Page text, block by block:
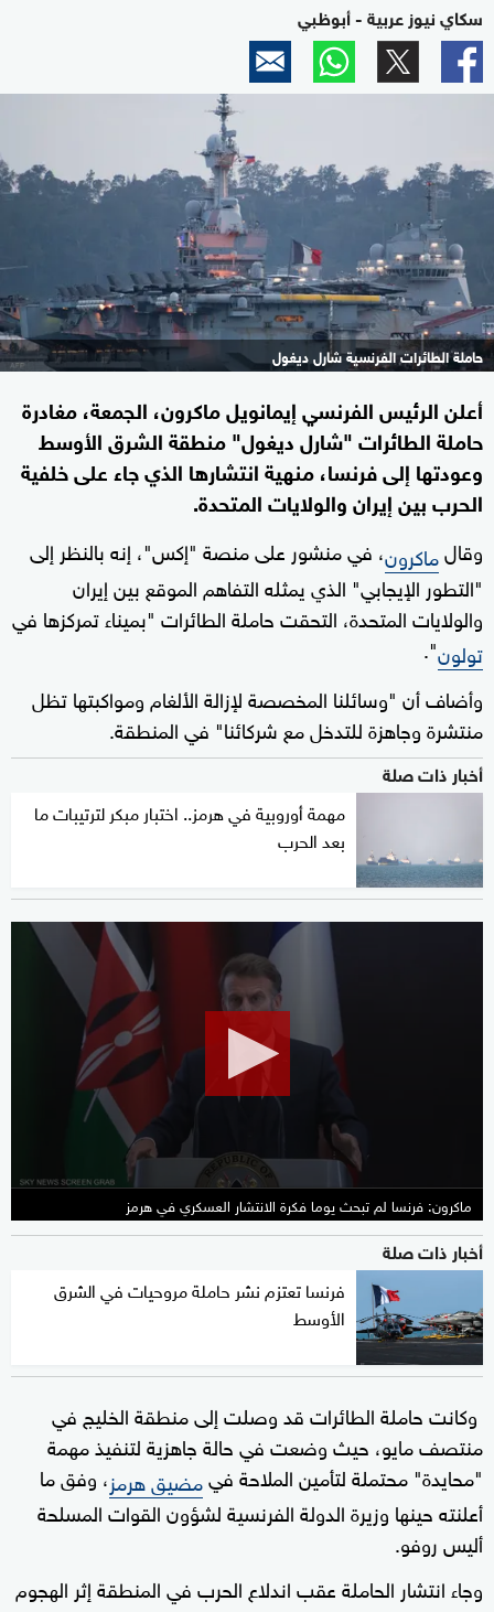
سكاي نيوز عربية - أبوظبي
حاملة الطائرات الفرنسية شارل ديغول
أعلن الرئيس الفرنسي إيمانويل ماكرون، الجمعة، مغادرة
حاملة الطائرات "شارل ديغول" منطقة الشرق الأوسط
وعودتها إلى فرنسا، منهية انتشارها الذي جاء على خلفية
الحرب بين إيران والولايات المتحدة.
وقالماكرون، في منشور على منصة "إكس"، إنه بالنظر إلى
"التطور الإيجابي" الذي يمثله التفاهم الموقع بين إيران
والولايات المتحدة، التحقت حاملة الطائرات "بميناء تمركزها في
تولون".
وأضاف أن "وسائلنا المخصصة لإزالة الألغام ومواكبتها تظل
منتشرة وجاهزة للتدخل مع شركائنا" في المنطقة.
أخبار ذات صلة
مهمة أوروبية في هرمز.. اختبار مبكر لترتيبات ما
بعد الحرب
seconds
ماكرون: فرنسا لم تبحث يوما فكرة الانتشار العسكري في هرمز
أخبار ذات صلة
فرنسا تعتزم نشر حاملة مروحيات في الشرق
الأوسط
وكانت حاملة الطائرات قد وصلت إلى منطقة الخليج في
منتصف مايو، حيث وضعت في حالة جاهزية لتنفيذ مهمة
"محايدة" محتملة لتأمين الملاحة فيمضيق هرمز، وفق ما
أعلنته حينها وزيرة الدولة الفرنسية لشؤون القوات المسلحة
أليس روفو.
وجاء انتشار الحاملة عقب اندلاع الحرب في المنطقة إثر الهجوم